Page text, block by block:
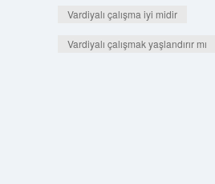
Vardiyalı çalışma iyi midir
Vardiyalı çalışmak yaşlandırır mı